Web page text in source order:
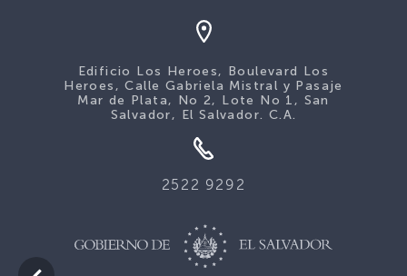
Edificio Los Heroes, Boulevard Los
Heroes, Calle Gabriela Mistral y Pasaje
Mar de Plata, No 2, Lote No 1, San
Salvador, El Salvador. C.A.
2522 9292